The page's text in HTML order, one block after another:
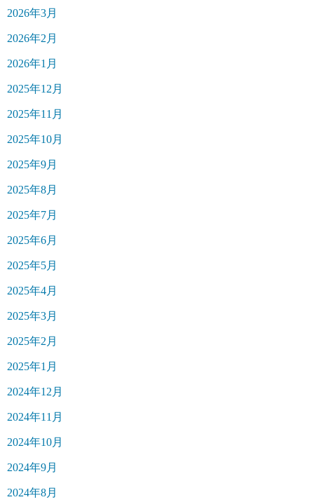
2026年3月
2026年2月
2026年1月
2025年12月
2025年11月
2025年10月
2025年9月
2025年8月
2025年7月
2025年6月
2025年5月
2025年4月
2025年3月
2025年2月
2025年1月
2024年12月
2024年11月
2024年10月
2024年9月
2024年8月